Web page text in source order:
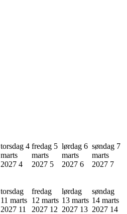
torsdag 4
marts
2027 4
fredag 5
marts
2027 5
lørdag 6
marts
2027 6
søndag 7
marts
2027 7
torsdag
11 marts
2027 11
fredag
12 marts
2027 12
lørdag
13 marts
2027 13
søndag
14 marts
2027 14